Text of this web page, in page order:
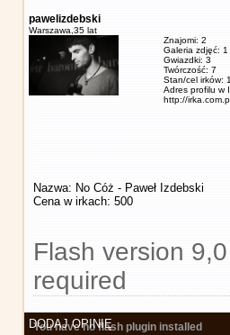
pawelizdebski
Warszawa, 35 lat
Znajomi: 2
Galeria zdjęć: 1
Gwiazdki: 3
Twórczość: 7
Stan/cel irków:
Adres profilu w
http://
Nazwa: No Cóż - Paweł Izdebski
Cena w irkach: 500
Flash version
required
You have no flash plugin installed
DODAJ OPINIĘ